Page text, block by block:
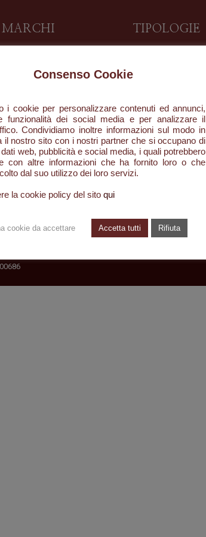
MARCHI TIPOLOGIE
Profumi Ambiente
Latte Corpo
Candele
Olio Corpo
Consenso Cookie
i cookie per personalizzare contenuti ed annunci,
funzionalità dei social media e per analizzare il
Condividiamo inoltre informazioni sul modo in
il nostro sito con i nostri partner che si occupano di
web, pubblicità e social media, i quali potrebbero
con altre informazioni che ha fornito loro o che
dal suo utilizzo dei loro servizi.
la cookie policy del sito qui
cookie da accettare Accetta tutti Rifiuta